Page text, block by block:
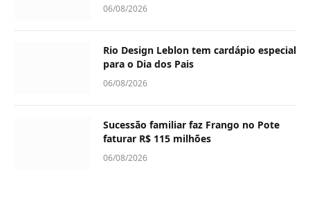
06/08/2026
Rio Design Leblon tem cardápio especial
para o Dia dos Pais
06/08/2026
Sucessão familiar faz Frango no Pote
faturar R$ 115 milhões
06/08/2026